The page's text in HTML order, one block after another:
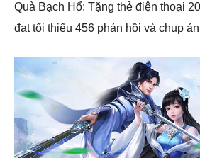
Quà Bạch Hổ: Tặng thẻ điện thoại
đạt tối thiểu 456 phản hồi và chụp